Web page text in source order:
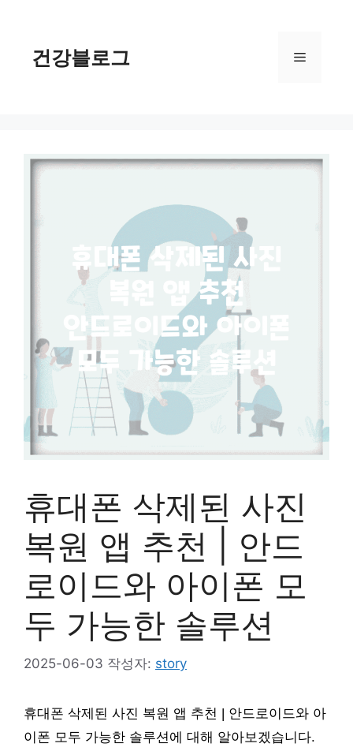
건강블로그 메
휴대폰 삭제된 사진
복원 앱 추천 | 안드
로이드와 아이폰 모
두 가능한 솔루션
2025-06-03 작성자: story
휴대폰 삭제된 사진 복원 앱 추천 | 안드로이드와 아
이폰 모두 가능한 솔루션에 대해 알아보겠습니다.